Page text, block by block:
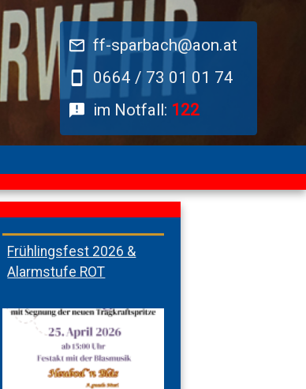
ff-sparbach@aon.at
0664 / 73 01 01 74
im Notfall: 122
Frühlingsfest 2026 &
Alarmstufe ROT